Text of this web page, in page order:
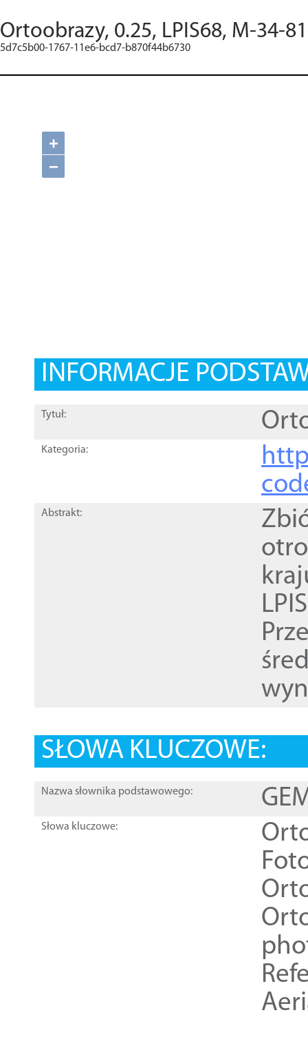
Ortoobrazy, 0.25, LPIS68, M-34-
5d7c5b00-1767-11e6-bcd7-b870f44b6730
+
−
INFORMACJE
Tytuł:
Kategoria:
Abstrakt:
SŁOWA KLUCZOWE:
Nazwa słownika podstawowego:
Słowa kluczowe: